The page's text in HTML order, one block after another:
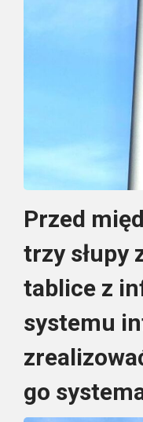
Przed
trzy słupy
tablice z
systemu
go